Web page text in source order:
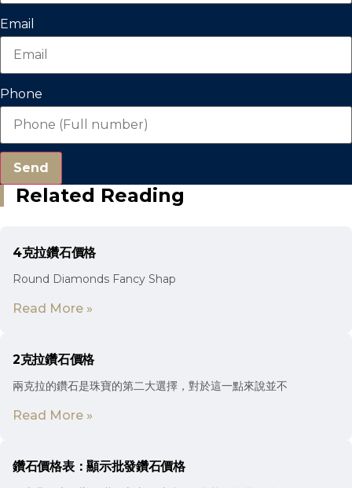
Email
Phone
Send
Related Reading
4克拉鑽石價格
Round Diamonds Fancy Shap
Read More »
2克拉鑽石價格
兩克拉的鑽石是珠寶的第二大選擇，對於這一點來說並不
Read More »
鑽石價格表：顯示批發鑽石價格